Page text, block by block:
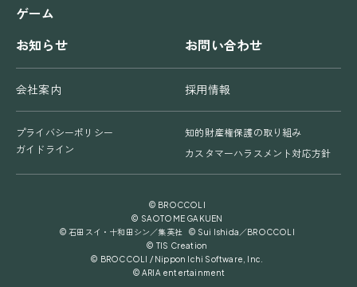
ゲーム
お知らせ
お問い合わせ
会社案内 採用情報
プライバシーポリシー
知的財産権保護の取り組み
ガイドライン
カスタマーハラスメント対応方針
© BROCCOLI
© SAOTOME GAKUEN
© 石田スイ・十和田シン／集英社 © Sui Ishida／BROCCOLI
© TIS Creation
© BROCCOLI / Nippon Ichi Software, Inc.
© ARIA entertainment